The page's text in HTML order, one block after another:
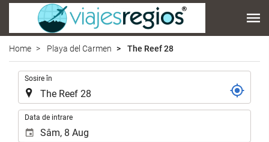
Home Playa del Carmen The Reef 28
Sosire în
Data de intrare